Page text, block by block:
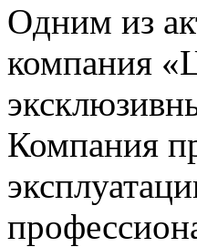
Oдним из
компания
Компания